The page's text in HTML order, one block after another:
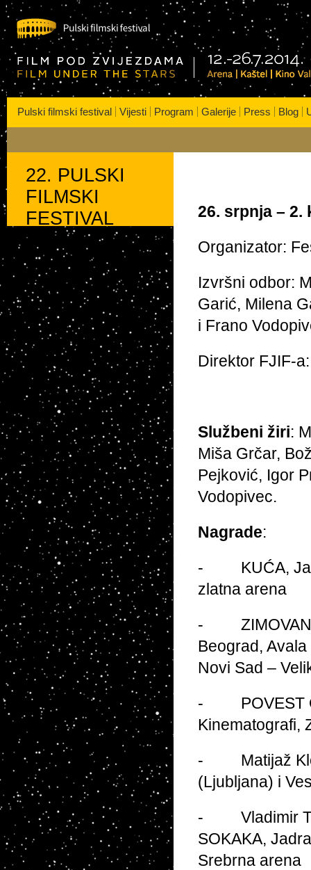
Kaštel | Kino VALLI
Pulski filmski festival Vijesti Program Galerije Press Blog
22. PULSKI
FILMSKI
FESTIVAL
26. srpnja – 2.
Organizator:
Izvršni odbor:
Garić, Milena
i Frano
Direktor FJIF-
Službeni žiri:
Miša Grčar,
Pejković, Igor
Vodopivec.
Nagrade:
- KUĆA,
zlatna arena
-
Beograd,
Novi Sad –
- POVEST O
Kinematografi,
- Matijaž
(Ljubljana) i
- Vladimir
SOKAKA,
Srebrna arena